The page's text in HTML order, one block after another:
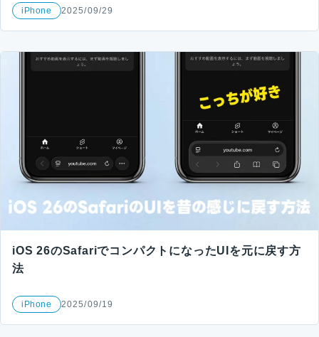
iPhone 2025/09/29
iOS 26のSafariでコンパクトになったUIを元に戻す方
法
iPhone 2025/09/19